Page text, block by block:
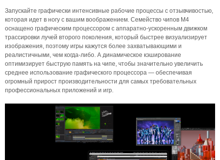
Запускайте графически интенсивные рабочие процессы с отзывчивостью,
которая идет в ногу с вашим воображением. Семейство чипов M4
оснащено графическим процессором с аппаратно-ускоренным движком
трассировки лучей второго поколения, который быстрее визуализирует
изображения, поэтому игры кажутся более захватывающими и
реалистичными, чем когда-либо. А динамическое кэширование
оптимизирует быструю память на чипе, чтобы значительно увеличить
среднее использование графического процессора — обеспечивая
огромный прирост производительности для самых требовательных
профессиональных приложений и игр.